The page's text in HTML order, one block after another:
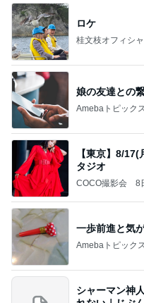
ロケ
桂文枝オフィシ
娘の友達との
Amebaトピック
【東京】8/
タジオ
COCO撮影会 8
一歩前進と気
Amebaトピック
シャーマン神